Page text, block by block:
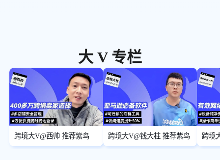
大 V 专栏
跨境大V@西帅 推荐紫鸟 跨境大V@钱大柱 推荐紫鸟
跨境
鸟